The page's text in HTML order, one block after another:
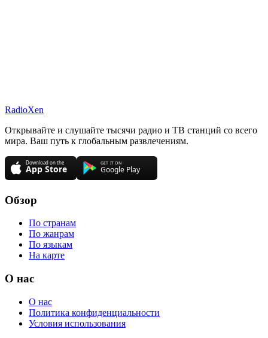
RadioXen
Открывайте и слушайте тысячи радио и ТВ станций со всего
мира. Ваш путь к глобальным развлечениям.
Обзор
По странам
По жанрам
По языкам
На карте
О нас
О нас
Политика конфиденциальности
Условия использования